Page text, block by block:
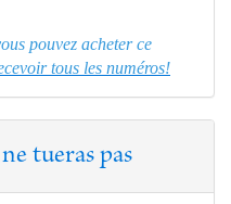
pouvez acheter ce
tous les numéros!
tueras pas